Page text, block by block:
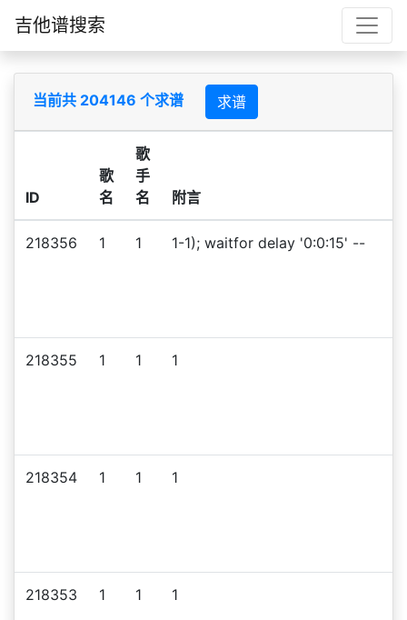
吉他谱搜索
当前共 204146 个求谱 求谱
ID
歌
名
歌
手
名
附言
218356 1 1 1-1); waitfor delay '0:0:15' --
218355 1 1 1
218354 1 1 1
218353 1 1 1